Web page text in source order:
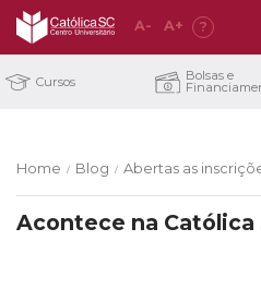
A- A+ ?
Cursos Bolsas e
Home / Blog / Abertas as
Acontece na Católica